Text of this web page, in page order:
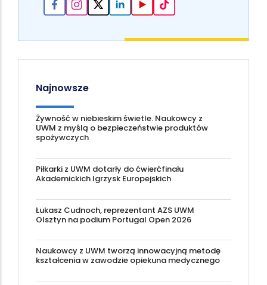
Najnowsze
Żywność w niebieskim świetle. Naukowcy z
UWM z myślą o bezpieczeństwie produktów
spożywczych
Piłkarki z UWM dotarły do ćwierćfinału
Akademickich Igrzysk Europejskich
Łukasz Cudnoch, reprezentant AZS UWM
Olsztyn na podium Portugal Open 2026
Naukowcy z UWM tworzą innowacyjną metodę
kształcenia w zawodzie opiekuna medycznego